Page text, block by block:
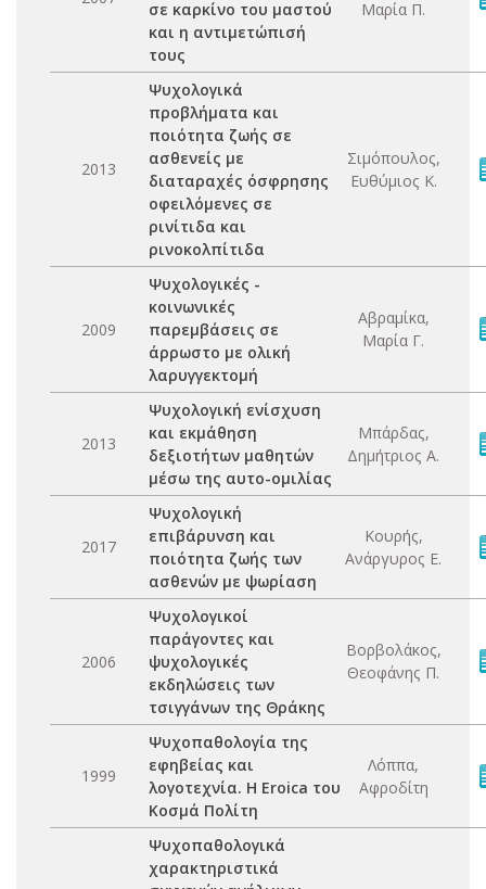
σε καρκίνο του μαστού
και η αντιμετώπισή
τους
Μαρία Π.
2013
Ψυχολογικά
προβλήματα και
ποιότητα ζωής σε
ασθενείς με
διαταραχές όσφρησης
οφειλόμενες σε
ρινίτιδα και
ρινοκολπίτιδα
Σιμόπουλος,
Ευθύμιος Κ.
2009
Ψυχολογικές -
κοινωνικές
παρεμβάσεις σε
άρρωστο με ολική
λαρυγγεκτομή
Αβραμίκα,
Μαρία Γ.
2013
Ψυχολογική ενίσχυση
και εκμάθηση
δεξιοτήτων μαθητών
μέσω της αυτο-ομιλίας
Μπάρδας,
Δημήτριος Α.
2017
Ψυχολογική
επιβάρυνση και
ποιότητα ζωής των
ασθενών με ψωρίαση
Κουρής,
Ανάργυρος Ε.
2006
Ψυχολογικοί
παράγοντες και
ψυχολογικές
εκδηλώσεις των
τσιγγάνων της Θράκης
Βορβολάκος,
Θεοφάνης Π.
1999
Ψυχοπαθολογία της
εφηβείας και
λογοτεχνία. Η Eroica του
Κοσμά Πολίτη
Λόππα,
Αφροδίτη
Ψυχοπαθολογικά
χαρακτηριστικά